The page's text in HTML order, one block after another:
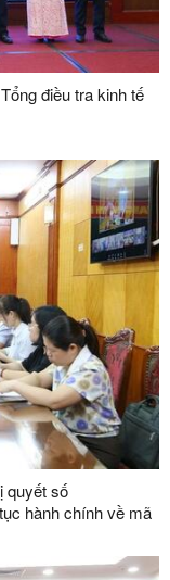
điều tra kinh tế
quyết số
hành chính về mã